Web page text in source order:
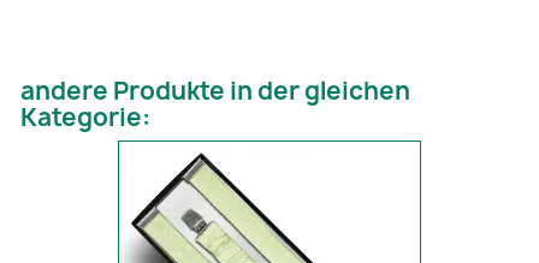
andere Produkte in der gleichen
Kategorie: